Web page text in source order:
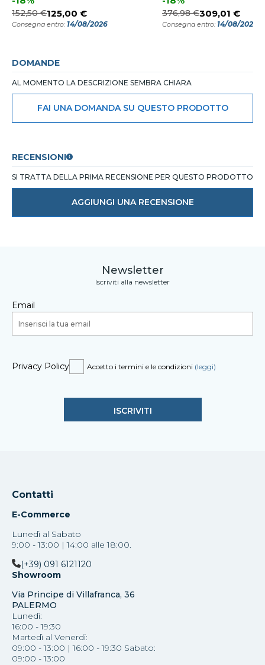
152,50 €125,00 €
Consegna entro: 14/08/2026
376,98 €309,01 €
Consegna entro: 14/08/2026
DOMANDE
AL MOMENTO LA DESCRIZIONE SEMBRA CHIARA
FAI UNA DOMANDA SU QUESTO PRODOTTO
RECENSIONI
SI TRATTA DELLA PRIMA RECENSIONE PER QUESTO PRODOTTO
AGGIUNGI UNA RECENSIONE
Newsletter
Iscriviti alla newsletter
Email
Privacy Policy Accetto i termini e le condizioni (leggi)
Contatti
E-Commerce
Lunedì al Sabato
9:00 - 13:00 | 14:00 alle 18:00.
(+39) 091 6121120
Showroom
Via Principe di Villafranca, 36
PALERMO
Lunedì:
16:00 - 19:30
Martedì al Venerdi:
09:00 - 13:00 | 16:00 - 19:30 Sabato:
09:00 - 13:00